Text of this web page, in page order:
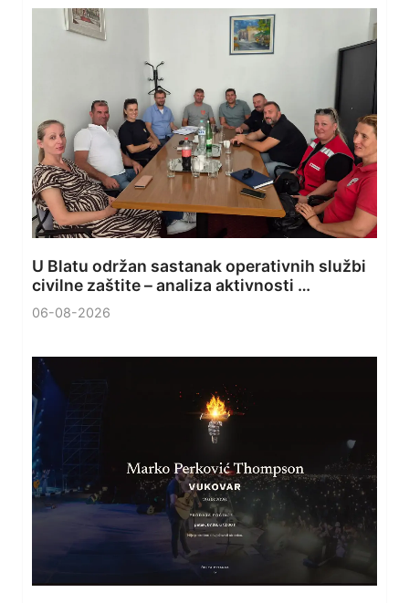
U Blatu održan sastanak operativnih službi
civilne zaštite – analiza aktivnosti …
06-08-2026